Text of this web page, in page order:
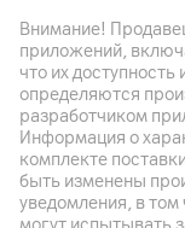
Желтый
Вес
116 г
Другие
Гарантия
60мес.
Внимание!
приложений,
что их
определяются
разработчиком
Информация о
комплекте
быть изменены
уведомления, в том